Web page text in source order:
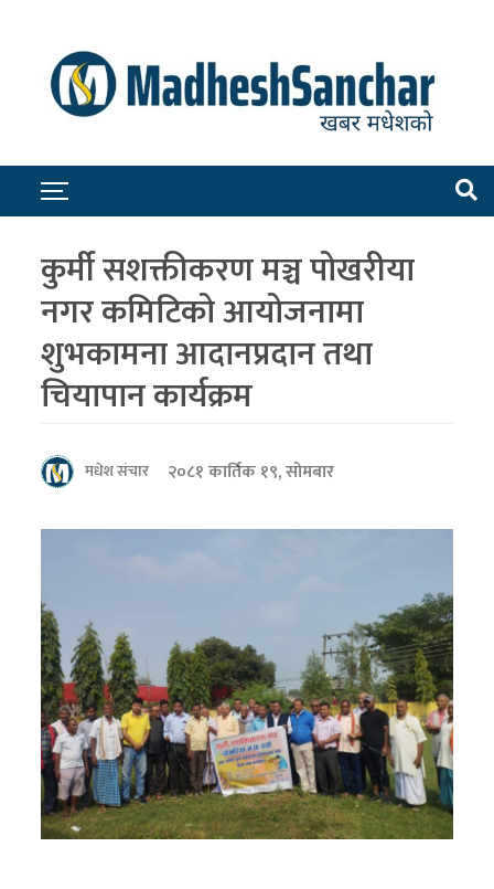
कुर्मी सशक्तीकरण मञ्च पोखरीया
नगर कमिटिको आयोजनामा
शुभकामना आदानप्रदान तथा
चियापान कार्यक्रम
मधेश संचार २०८१ कार्तिक १९, सोमबार